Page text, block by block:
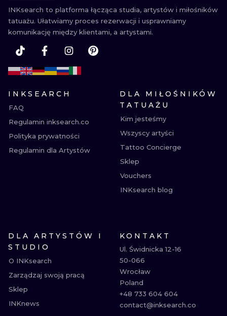
INKsearch to platforma łącząca studia, artystów i miłośników
tatuażu. Ułatwiamy proces rezerwacji i usprawniamy
komunikację między klientami, a artystami.
INKSEARCH
FAQ
Regulamin inksearch.co
Polityka prywatności
Regulamin dla Artystów
DLA MIŁOŚNIKÓW
TATUAŻU
Kim jesteśmy
Wszyscy artyści
Tattoo Concierge
Sklep
Vouchers
INKsearch blog
DLA ARTYSTÓW I
STUDIO
O INKsearch
Zarządzaj swoją pracą
Sklep
INKnews
KONTAKT
Ul. Świdnicka 12-16
50-066
Wrocław
Poland
+48 733 604 604
contact@inksearch.co